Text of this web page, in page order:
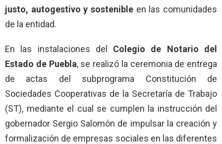
justo, autogestivo y sostenible en las comunidades
de la entidad.
En las instalaciones del Colegio de Notario del
Estado de Puebla, se realizó la ceremonia de entrega
de actas del subprograma Constitución de
Sociedades Cooperativas de la Secretaría de Trabajo
(ST), mediante el cual se cumplen la instrucción del
gobernador Sergio Salomón de impulsar la creación y
formalización de empresas sociales en las diferentes